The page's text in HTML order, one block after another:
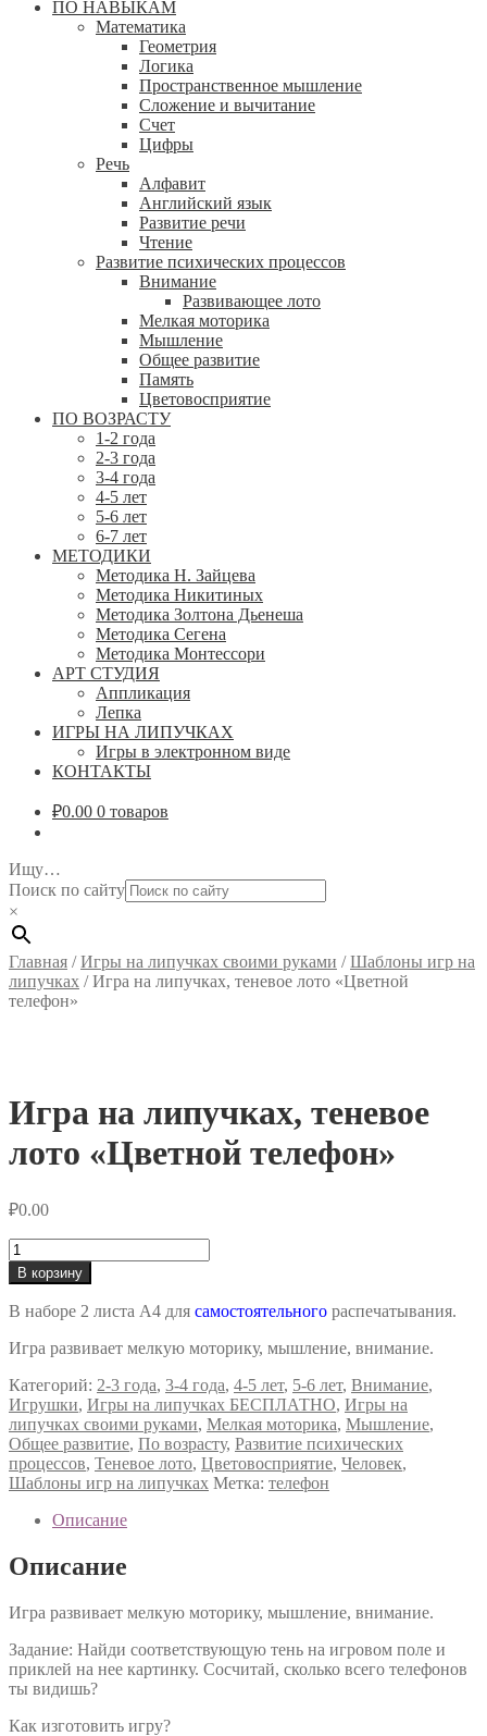
ПО НАВЫКАМ
Математика
Геометрия
Логика
Пространственное мышление
Сложение и вычитание
Счет
Цифры
Речь
Алфавит
Английский язык
Развитие речи
Чтение
Развитие психических процессов
Внимание
Развивающее лото
Мелкая моторика
Мышление
Общее развитие
Память
Цветовосприятие
ПО ВОЗРАСТУ
1-2 года
2-3 года
3-4 года
4-5 лет
5-6 лет
6-7 лет
МЕТОДИКИ
Методика Н. Зайцева
Методика Никитиных
Методика Золтона Дьенеша
Методика Сегена
Методика Монтессори
АРТ СТУДИЯ
Аппликация
Лепка
ИГРЫ НА ЛИПУЧКАХ
Игры в электронном виде
КОНТАКТЫ
₽0.00 0 товаров
Ищу…
Поиск по сайту
×
Главная /Игры на липучках своими руками /Шаблоны игр на
липучках /Игра на липучках, теневое лото «Цветной
телефон»
Игра на липучках, теневое
лото «Цветной телефон»
₽0.00
Количество
товара
Игра
на
липучках,
теневое
«Цветной
телефон»
В корзину
В наборе 2 листа А4 для самостоятельного распечатывания.
Игра развивает мелкую моторику, мышление, внимание.
Категорий: 2-3 года, 3-4 года, 4-5 лет, 5-6 лет, Внимание,
Игрушки, Игры на липучках БЕСПЛАТНО, Игры на
липучках своими руками, Мелкая моторика, Мышление,
Общее развитие, По возрасту, Развитие психических
процессов, Теневое лото, Цветовосприятие, Человек,
Шаблоны игр на липучках Метка: телефон
Описание
Описание
Игра развивает мелкую моторику, мышление, внимание.
Задание: Найди соответствующую тень на игровом поле и
приклей на нее картинку. Сосчитай, сколько всего телефонов
ты видишь?
Как изготовить игру?